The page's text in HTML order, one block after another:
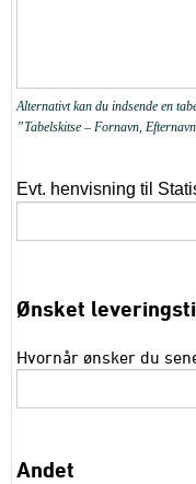
Alternativt kan du indsende en
”Tabelskitse – Fornavn,
Evt. henvisning til
Ønsket
Hvornår ønsker du
Andet